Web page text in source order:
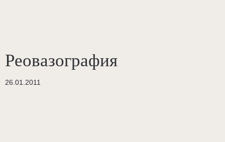
Реовазография
26.01.2011